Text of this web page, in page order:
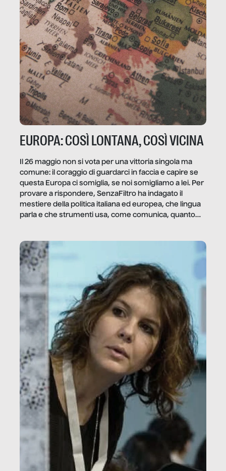
EUROPA: COSÌ LONTANA, COSÌ VICINA
Il 26 maggio non si vota per una vittoria singola ma
comune: il coraggio di guardarci in faccia e capire se
questa Europa ci somiglia, se noi somigliamo a lei. Per
provare a rispondere, SenzaFiltro ha indagato il
mestiere della politica italiana ed europea, che lingua
parla e che strumenti usa, come comunica, quanto